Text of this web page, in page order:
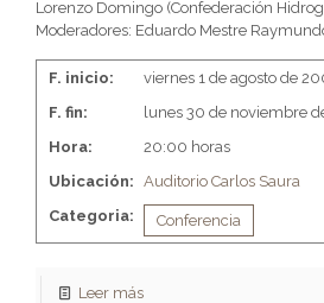
Lorenzo Domingo (Confederación
Moderadores: Eduardo Mestre
F. inicio:
viernes 1 de agosto de
F. fin:
lunes 30 de noviembre
Hora:
20:00 horas
Ubicación: Auditorio Carlos Saura
Categoria:
Conferencia
Leer más